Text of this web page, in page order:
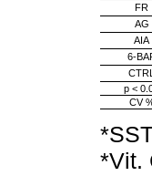
FR
AG
AIA
6-
CTRL
p <
CV
*Vit.